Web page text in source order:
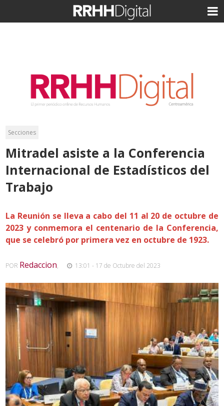
Secciones
Mitradel asiste a la Conferencia
Internacional de Estadísticos del
Trabajo
La Reunión se lleva a cabo del 11 al 20 de octubre de
2023 y conmemora el centenario de la Conferencia,
que se celebró por primera vez en octubre de 1923.
POR Redaccion, 13:01 - 17 de Octubre del 2023